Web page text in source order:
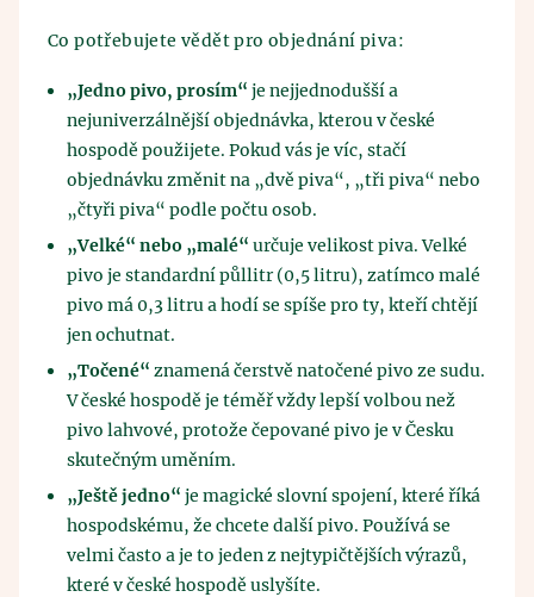
Co potřebujete vědět pro objednání piva:
„Jedno pivo, prosím“ je nejjednodušší a
nejuniverzálnější objednávka, kterou v české
hospodě použijete. Pokud vás je víc, stačí
objednávku změnit na „dvě piva“, „tři piva“ nebo
„čtyři piva“ podle počtu osob.
„Velké“ nebo „malé“ určuje velikost piva. Velké
pivo je standardní půllitr (0,5 litru), zatímco malé
pivo má 0,3 litru a hodí se spíše pro ty, kteří chtějí
jen ochutnat.
„Točené“ znamená čerstvě natočené pivo ze sudu.
V české hospodě je téměř vždy lepší volbou než
pivo lahvové, protože čepované pivo je v Česku
skutečným uměním.
„Ještě jedno“ je magické slovní spojení, které říká
hospodskému, že chcete další pivo. Používá se
velmi často a je to jeden z nejtypičtějších výrazů,
které v české hospodě uslyšíte.